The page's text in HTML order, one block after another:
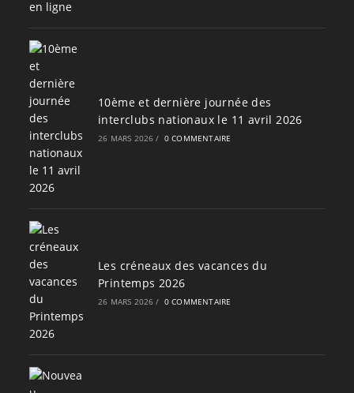
10ème et dernière journée des
interclubs nationaux le 11 avril 2026
26 MARS 2026 / 0 COMMENTAIRE
Les créneaux des vacances du
Printemps 2026
26 MARS 2026 / 0 COMMENTAIRE